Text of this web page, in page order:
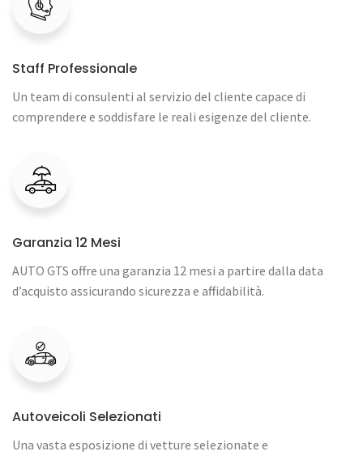
Staff Professionale
Un team di consulenti al servizio del cliente capace di
comprendere e soddisfare le reali esigenze del cliente.
Garanzia 12 Mesi
AUTO GTS offre una garanzia 12 mesi a partire dalla data
d’acquisto assicurando sicurezza e affidabilità.
Autoveicoli Selezionati
Una vasta esposizione di vetture selezionate e